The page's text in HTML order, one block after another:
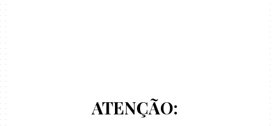
ATENÇÃO: